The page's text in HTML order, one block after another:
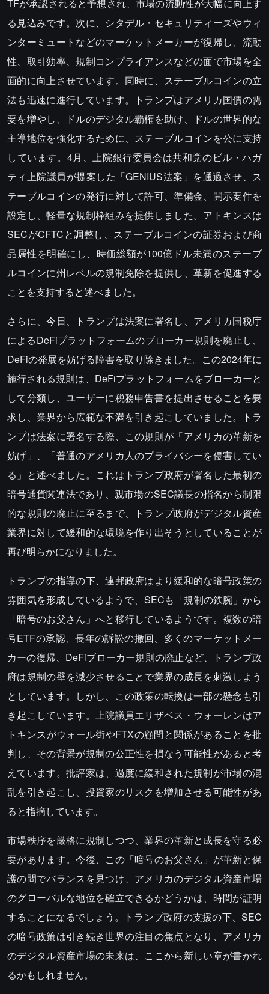
TFが承認されると予想され、市場の流動性が大幅に向上す
る見込みです。次に、シタデル・セキュリティーズやウィ
ンターミュートなどのマーケットメーカーが復帰し、流動
性、取引効率、規制コンプライアンスなどの面で市場を全
面的に向上させています。同時に、ステーブルコインの立
法も迅速に進行しています。トランプはアメリカ国債の需
要を増やし、ドルのデジタル覇権を助け、ドルの世界的な
主導地位を強化するために、ステーブルコインを公に支持
しています。4月、上院銀行委員会は共和党のビル・ハガ
ティ上院議員が提案した「GENIUS法案」を通過させ、ス
テーブルコインの発行に対して許可、準備金、開示要件を
設定し、軽量な規制枠組みを提供しました。アトキンスは
SECがCFTCと調整し、ステーブルコインの証券および商
品属性を明確にし、時価総額が100億ドル未満のステーブ
ルコインに州レベルの規制免除を提供し、革新を促進する
ことを支持すると述べました。
さらに、今日、トランプは法案に署名し、アメリカ国税庁
によるDeFiプラットフォームのブローカー規則を廃止し、
DeFiの発展を妨げる障害を取り除きました。この2024年に
施行される規則は、DeFiプラットフォームをブローカーと
して分類し、ユーザーに税務申告書を提出させることを要
求し、業界から広範な不満を引き起こしていました。トラ
ンプは法案に署名する際、この規則が「アメリカの革新を
妨げ」、「普通のアメリカ人のプライバシーを侵害してい
る」と述べました。これはトランプ政府が署名した最初の
暗号通貨関連法であり、親市場のSEC議長の指名から制限
的な規則の廃止に至るまで、トランプ政府がデジタル資産
業界に対して緩和的な環境を作り出そうとしていることが
再び明らかになりました。
トランプの指導の下、連邦政府はより緩和的な暗号政策の
雰囲気を形成しているようで、SECも「規制の鉄腕」から
「暗号のお父さん」へと移行しているようです。複数の暗
号ETFの承認、長年の訴訟の撤回、多くのマーケットメー
カーの復帰、DeFiブローカー規則の廃止など、トランプ政
府は規制の壁を減少させることで業界の成長を刺激しよう
としています。しかし、この政策の転換は一部の懸念も引
き起こしています。上院議員エリザベス・ウォーレンはア
トキンスがウォール街やFTXの顧問と関係があることを批
判し、その背景が規制の公正性を損なう可能性があると考
えています。批評家は、過度に緩和された規制が市場の混
乱を引き起こし、投資家のリスクを増加させる可能性があ
ると指摘しています。
市場秩序を厳格に規制しつつ、業界の革新と成長を守る必
要があります。今後、この「暗号のお父さん」が革新と保
護の間でバランスを見つけ、アメリカのデジタル資産市場
のグローバルな地位を確立できるかどうかは、時間が証明
することになるでしょう。トランプ政府の支援の下、SEC
の暗号政策は引き続き世界の注目の焦点となり、アメリカ
のデジタル資産市場の未来は、ここから新しい章が書かれ
るかもしれません。